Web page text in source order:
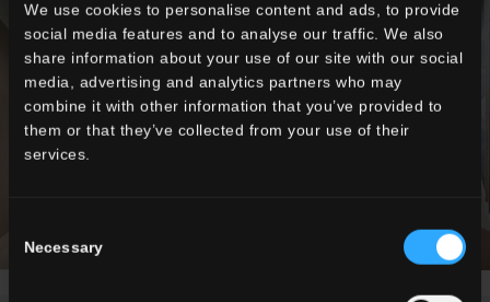
We use cookies to personalise content and ads, to provide
social media features and to analyse our traffic. We also
share information about your use of our site with our social
media, advertising and analytics partners who may
combine it with other information that you’ve provided to
them or that they’ve collected from your use of their
services.
Selection
Necessary